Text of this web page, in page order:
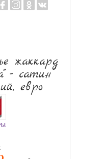
жаккард
- сатин
евро